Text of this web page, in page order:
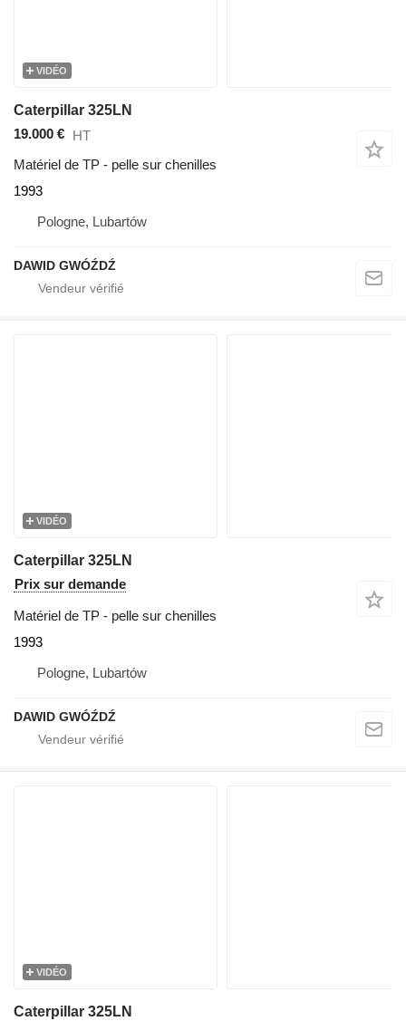
VIDÉO
Caterpillar 325LN
19.000 € HT
Matériel de TP - pelle sur chenilles
1993
Pologne, Lubartów
DAWID GWÓŹDŹ
VIDÉO
Caterpillar 325LN
Prix sur demande
Matériel de TP - pelle sur chenilles
1993
Pologne, Lubartów
DAWID GWÓŹDŹ
VIDÉO
Caterpillar 325LN